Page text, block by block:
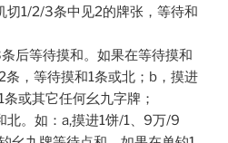
切1/2/3条中见2的牌张，等待和
后等待摸和。如果在等待摸和
，等待摸和1条或北；b，摸进
或其它任何幺九字牌；
北。如：a,摸进1饼/1、9万/9